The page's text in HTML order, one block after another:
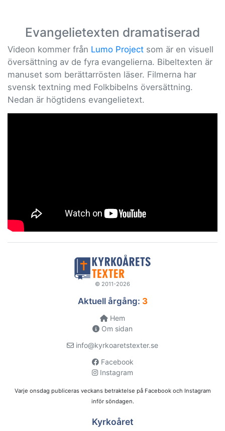
Evangelietexten dramatiserad
Videon kommer från Lumo Project som är en visuell
översättning av de fyra evangelierna. Bibeltexten är
manuset som berättarrösten läser. Filmerna har
svensk textning med Folkbibelns översättning.
Nedan är högtidens evangelietext.
© 2011-2026
Aktuell årgång: 3
Hem
Om sidan
info@kyrkoaretstexter.se
Facebook
Instagram
Varje onsdag publiceras veckans betraktelse på Facebook och Instagram
inför söndagen.
Kyrkoåret